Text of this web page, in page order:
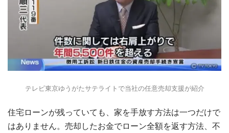
テレビ東京ゆうがたサテライトで当社の任意売却支援が紹介
住宅ローンが残っていても、家を手放す方法は一つだけで
はありません。売却したお金でローン全額を返す方法、不